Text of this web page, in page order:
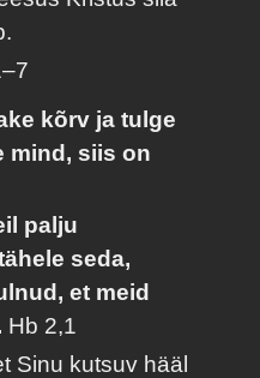
kõrv ja tulge
mind, siis on
palju
seda,
et meid
Hb 2,1
Sinu kutsuv hääl